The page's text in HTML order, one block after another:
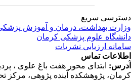
سریع
بهداشت، درمان و آموزش پزشکی
علوم پزشکی کرمان
ارزیابی نشریات
تماس
ابتدای محور هفت باغ علوی ،
پژوهشکده آینده پژوهی، مرکز